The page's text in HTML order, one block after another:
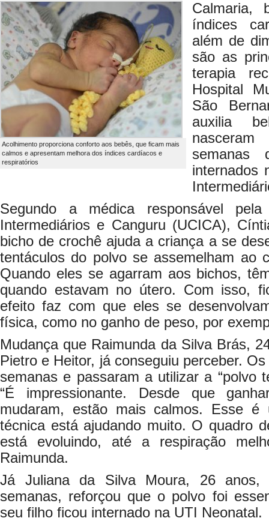
Acolhimento proporciona conforto aos bebês, que ficam mais
calmos e apresentam melhora dos índices cardíacos e
respiratórios
Calmaria,
índices
além de
são as
terapia
Hospital
São
auxilia
semanas
internados
Segundo a médica responsável
Intermediários e Canguru (UCICA),
bicho de crochê ajuda a criança a se
tentáculos do polvo se assemelham ao
Quando eles se agarram aos bichos,
quando estavam no útero. Com isso,
efeito faz com que eles se
física, como no ganho de peso, por
Mudança que Raimunda da Silva Brás,
Pietro e Heitor, já conseguiu perceber.
semanas e passaram a utilizar a “polvo
“É impressionante. Desde que
mudaram, estão mais calmos. Esse
técnica está ajudando muito. O quadro
está evoluindo, até a respiração
Raimunda.
Já Juliana da Silva Moura, 26
semanas, reforçou que o polvo foi
seu filho ficou internado na UTI Neonatal.